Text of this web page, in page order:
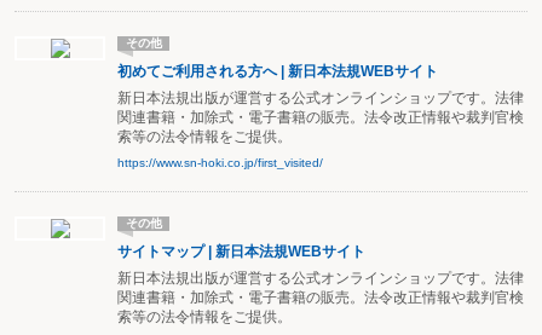
その他
初めてご利用される方へ | 新日本法規WEBサイト
新日本法規出版が運営する公式オンラインショップです。法律
関連書籍・加除式・電子書籍の販売。法令改正情報や裁判官検
索等の法令情報をご提供。
https://www.sn-hoki.co.jp/first_visited/
その他
サイトマップ | 新日本法規WEBサイト
新日本法規出版が運営する公式オンラインショップです。法律
関連書籍・加除式・電子書籍の販売。法令改正情報や裁判官検
索等の法令情報をご提供。